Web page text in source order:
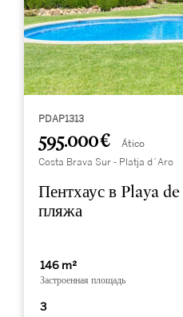
PDAP1313
595.000 € Ático
Costa Brava Sur - Platja d´Aro
Пентхаус в Playa
пляжа
146 m²
Застроенная площадь
3